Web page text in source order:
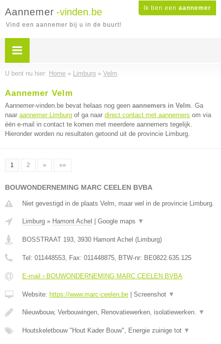
Ik ben een aannemer
Aannemer -vinden.be
Vind een aannemer bij u in de buurt!
U bent nu hier: Home » Limburg » Velm
Aannemer Velm
Aannemer-vinden.be bevat helaas nog geen aannemers in Velm. Ga
naar aannemer Limburg of ga naar direct contact met aannemers om via
één e-mail in contact te komen met meerdere aannemers tegelijk.
Hieronder worden nu resultaten getoond uit de provincie Limburg.
1 2 » »»
BOUWONDERNEMING MARC CEELEN BVBA
Niet gevestigd in de plaats Velm, maar wel in de provincie Limburg.
Limburg » Hamont Achel Google maps ▼
BOSSTRAAT 193, 3930 Hamont Achel (Limburg)
Tel: 011448553, Fax: 011448875, BTW-nr: BE0822.635.125
E-mail › BOUWONDERNEMING MARC CEELEN BVBA
Website: https://www.marc-ceelen.be Screenshot ▼
Nieuwbouw, Verbouwingen, Renovatiewerken, isolatiewerken. ▼
Houtskeletbouw "Hout Kader Bouw", Energie zuinige tot ▼